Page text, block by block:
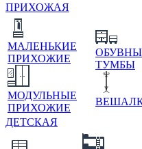
ПРИХОЖАЯ
МАЛЕНЬКИЕ
ПРИХОЖИЕ
МОДУЛЬНЫЕ
ПРИХОЖИЕ
ТУМБЫ
ДЕТСКАЯ